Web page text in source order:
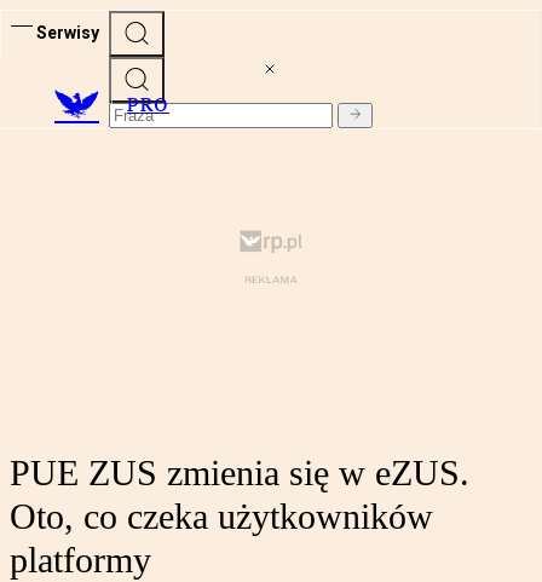
Serwisy
PRO
PUE ZUS zmienia się w eZUS.
Oto, co czeka użytkowników
platformy